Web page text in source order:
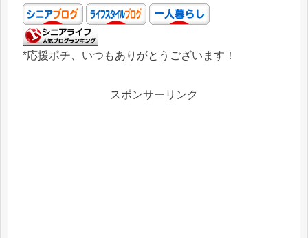
*応援ポチ、いつもありがとうございます！
スポンサーリンク